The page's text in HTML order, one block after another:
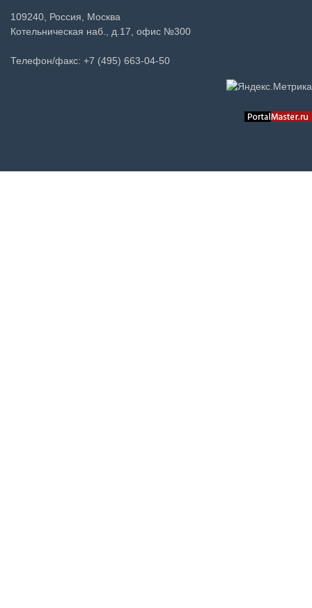
109240, Россия, Москва
Котельническая наб., д.17, офис №300
Телефон/факс: +7 (495) 663-04-50